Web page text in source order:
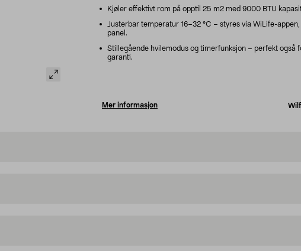
Kjøler effektivt rom på opptil 25 m2 med 9000 BTU
Justerbar temperatur 16–32 °C – styres via WiLife-
panel.
Stillegående hvilemodus og timerfunksjon – perfekt også
garanti.
Mer informasjon